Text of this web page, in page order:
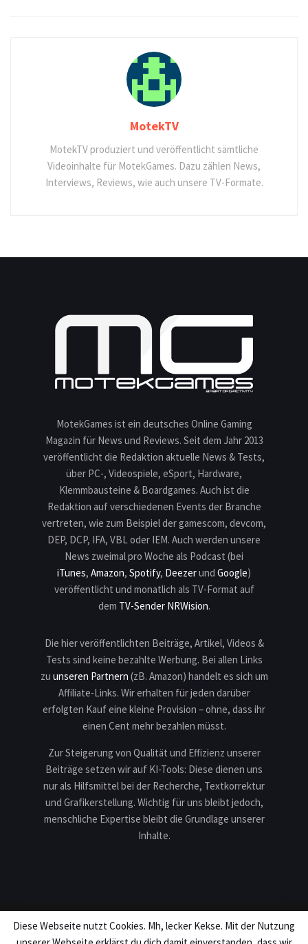
MotekTV
MotekTV produziert und veröffentlicht sämtliche
Videoinhalte für MotekGames. Dazu zählen News,
Interviews, Reviews, wie auch unsere TV-Formate.
MotekGames ist ein deutsches Online Gaming
Magazin für News und Reviews. Seit dem Jahr 2013
veröffentlicht die Redaktion aktuelle News & Tests,
über PC-, Videospiele, eSport, Hardware,
Klemmbausteine & Boardgames. Auch ist die
Redaktion auf verschiedenen Events der Branche
vertreten, wie zum Beispiel der gamescom, devcom,
DEP, DCP, IFA, VBL oder IEM. Auch werden unsere
News zweimal pro Woche als Podcast (bei
iTunes, Amazon, Spotify, Deezerund Google)
veröffentlicht und monatlich als TV-Format auf
dem TV-Sender NRWision.
Die hier veröffentlichten Beiträge, Artikel, Videos &
Tests sind keine bezahlte Werbung. Bei allen Links
zu unseren Partnern (zB. Amazon) handelt es sich um
Affiliate-Links. Wir erhalten für jeden darüber
erfolgten Kauf eine kleine Provision – ohne, dass ihr
einen Cent mehr bezahlen müsst.
Zur Steigerung von Qualität und Effizienz unserer
Beiträge setzen wir auf KI-Tools: Diese dienen uns
nur als Hilfsmittel bei der Recherche, Textkorrektur
und Grafikerstellung. Wichtig für uns bleibt jedoch,
menschliche Expertise bleibt die Grundlage unserer
Inhalte.
Impressum Datenschutz Karriere Teilnahmebedingungen
Diese Webseite nutzt Cookies. Mh, lecker Kekse. Mit der Nutzung